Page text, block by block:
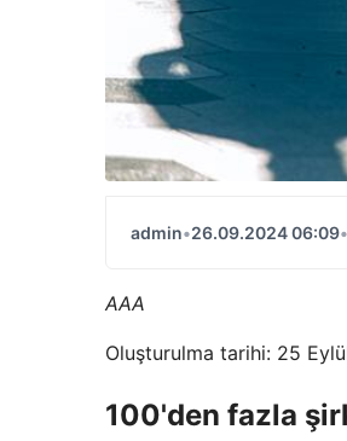
admin•26.09.2024 06:09•
AAA
Oluşturulma tarihi: 25
100'den fazla